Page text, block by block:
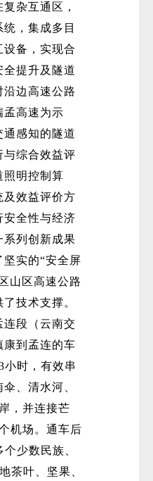
杂互通区，
，集成多目
备，实现合
提升及隧道
边高速公路
孟高速为示
感知的隧道
与综合效益评
照明控制算
及效益评价方
安全性与经济
系列创新成果
实的“安全屏
山区高速公路
技术支撑。
段（云南交
康到孟连的车
小时，有效串
、清水河、
，并连接芒
机场。通车后
少数民族、
茶叶、坚果、